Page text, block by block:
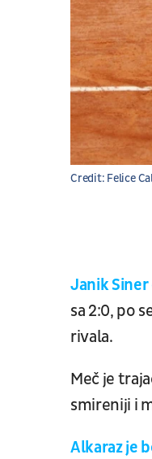
Credit: Felice
Janik
sa 2:0, po
rivala.
Meč je
smireniji i
Alkaraz je